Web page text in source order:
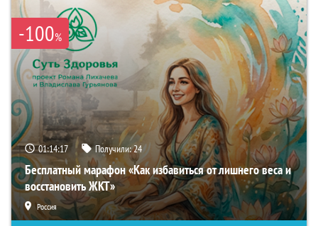
-100%
01:14:17 Получили:24
Бесплатный марафон «Как избавиться от лишнего веса и
восстановить ЖКТ»
Россия